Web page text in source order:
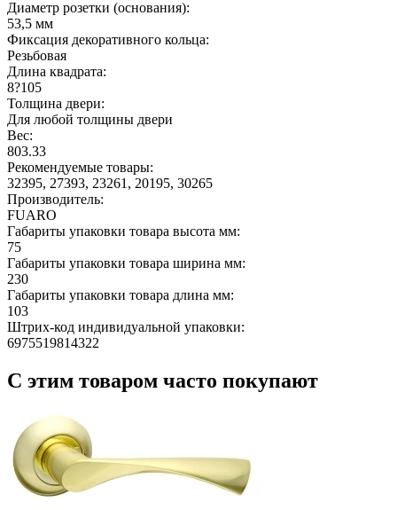
Диаметр розетки (основания):
53,5 мм
Фиксация декоративного кольца:
Резьбовая
Длина квадрата:
8?105
Толщина двери:
Для любой толщины двери
Вес:
803.33
Рекомендуемые товары:
32395, 27393, 23261, 20195, 30265
Производитель:
FUARO
Габариты упаковки товара высота мм:
75
Габариты упаковки товара ширина мм:
230
Габариты упаковки товара длина мм:
103
Штрих-код индивидуальной упаковки:
6975519814322
С этим товаром часто покупают